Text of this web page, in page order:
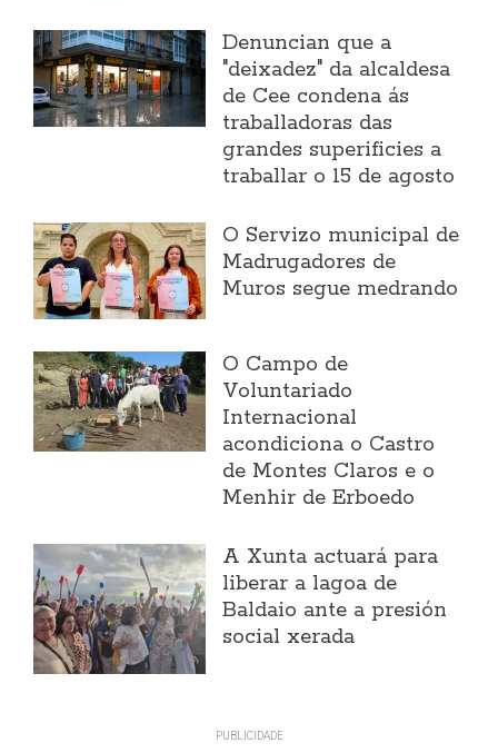
Denuncian que a
"deixadez" da alcaldesa
de Cee condena ás
traballadoras das
grandes superificies a
traballar o 15 de agosto
O Servizo municipal de
Madrugadores de
Muros segue medrando
O Campo de
Voluntariado
Internacional
acondiciona o Castro
de Montes Claros e o
Menhir de Erboedo
A Xunta actuará para
liberar a lagoa de
Baldaio ante a presión
social xerada